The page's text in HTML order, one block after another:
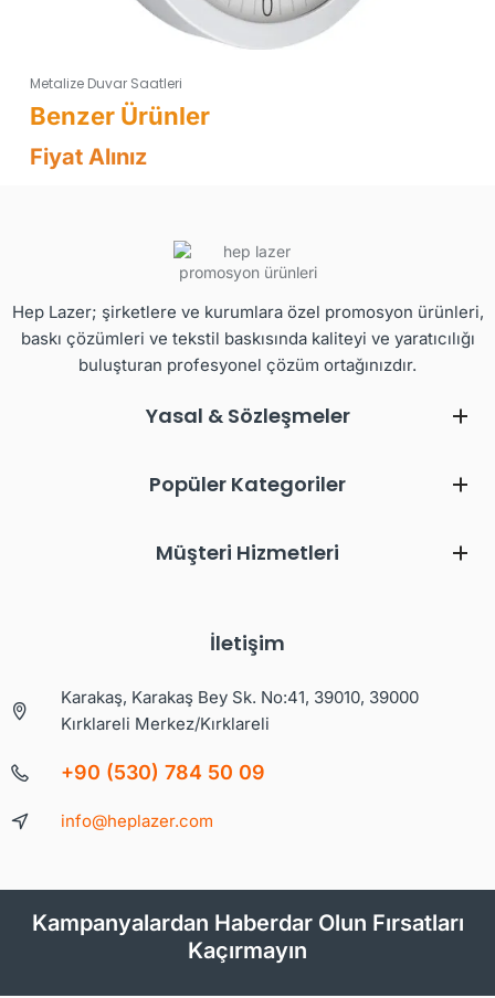
Metalize Duvar Saatleri
Fiyat Alınız
Hep Lazer; şirketlere ve kurumlara özel promosyon ürünleri,
baskı çözümleri ve tekstil baskısında kaliteyi ve yaratıcılığı
buluşturan profesyonel çözüm ortağınızdır.
Yasal & Sözleşmeler
Popüler Kategoriler
Müşteri Hizmetleri
İletişim
Karakaş, Karakaş Bey Sk. No:41, 39010, 39000
Kırklareli Merkez/Kırklareli
+90 (530) 784 50 09
info@heplazer.com
Kampanyalardan Haberdar Olun Fırsatları
Kaçırmayın